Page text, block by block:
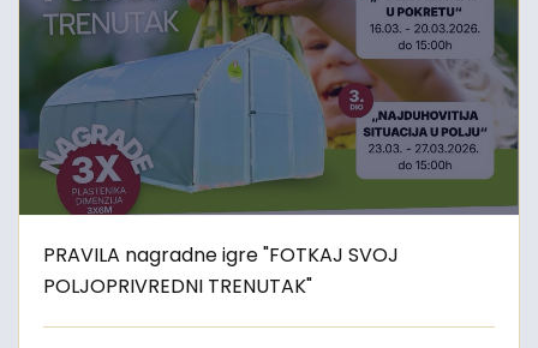
PRAVILA nagradne igre "FOTKAJ SVOJ
POLJOPRIVREDNI TRENUTAK"